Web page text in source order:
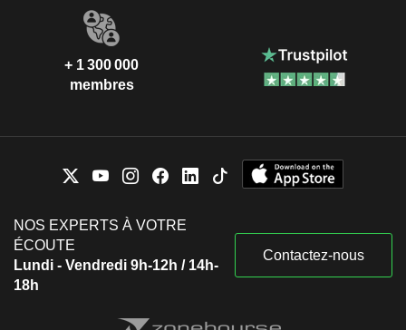
+ 1 300 000
membres
NOS EXPERTS À VOTRE
ÉCOUTE
Lundi - Vendredi 9h-12h / 14h-
18h
Contactez-nous